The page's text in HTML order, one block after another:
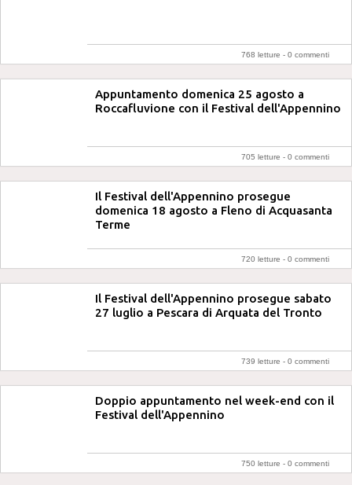
768 letture - 0 commenti
Appuntamento domenica 25 agosto a
Roccafluvione con il Festival dell'Appennino
705 letture - 0 commenti
Il Festival dell'Appennino prosegue
domenica 18 agosto a Fleno di Acquasanta
Terme
720 letture - 0 commenti
Il Festival dell'Appennino prosegue sabato
27 luglio a Pescara di Arquata del Tronto
739 letture - 0 commenti
Doppio appuntamento nel week-end con il
Festival dell'Appennino
750 letture - 0 commenti